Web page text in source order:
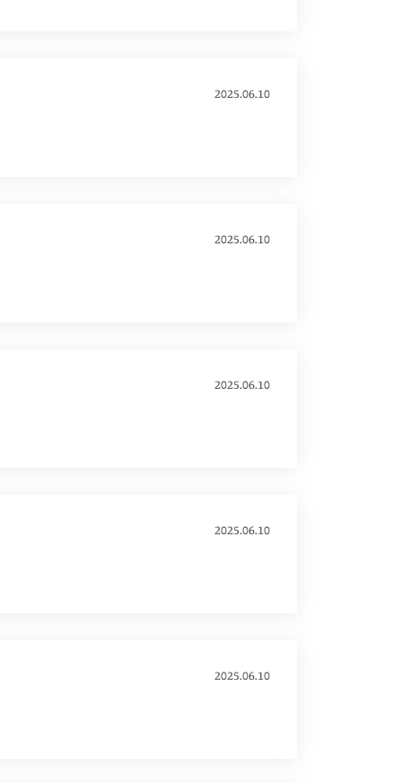
2025.06.10
2025.06.10
2025.06.10
2025.06.10
2025.06.10